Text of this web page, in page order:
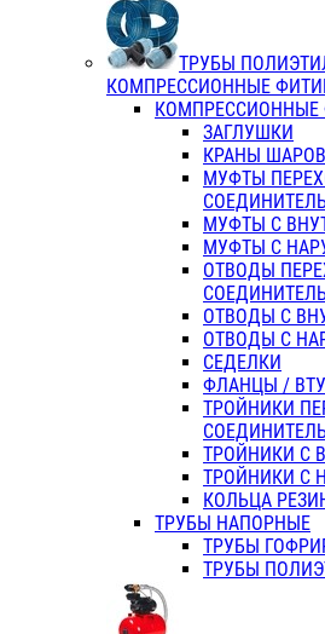
ТРУБЫ
КОМПРЕССИОННЫЕ
КОМПРЕССИОННЫЕ
ЗАГЛУШКИ
КРАНЫ
МУФТЫ
МУФТЫ С
МУФТЫ С
ОТВОДЫ
ОТВОДЫ С
ОТВОДЫ С
СЕДЕЛКИ
ФЛАНЦЫ /
ТРОЙНИКИ
ТРОЙНИКИ С
ТРОЙНИКИ С
КОЛЬЦА
ТРУБЫ НАПОРНЫЕ
ТРУБЫ
ТРУБЫ